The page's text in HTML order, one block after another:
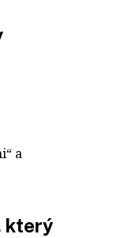
a
který